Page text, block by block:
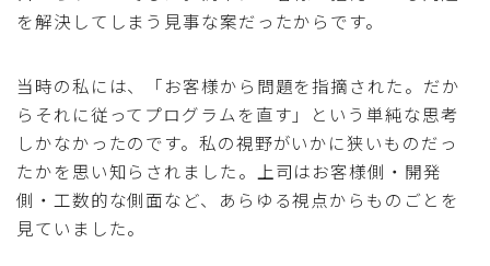
を解決してしまう見事な案だったからです。
当時の私には、「お客様から問題を指摘された。だか
らそれに従ってプログラムを直す」という単純な思考
しかなかったのです。私の視野がいかに狭いものだっ
たかを思い知らされました。上司はお客様側・開発
側・工数的な側面など、あらゆる視点からものごとを
見ていました。